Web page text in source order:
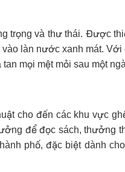
trọng và thư thái. Được
làn nước xanh mát. Với
mọi mệt mỏi sau một
cho đến các khu vực
để đọc sách, thưởng
phố, đặc biệt dành